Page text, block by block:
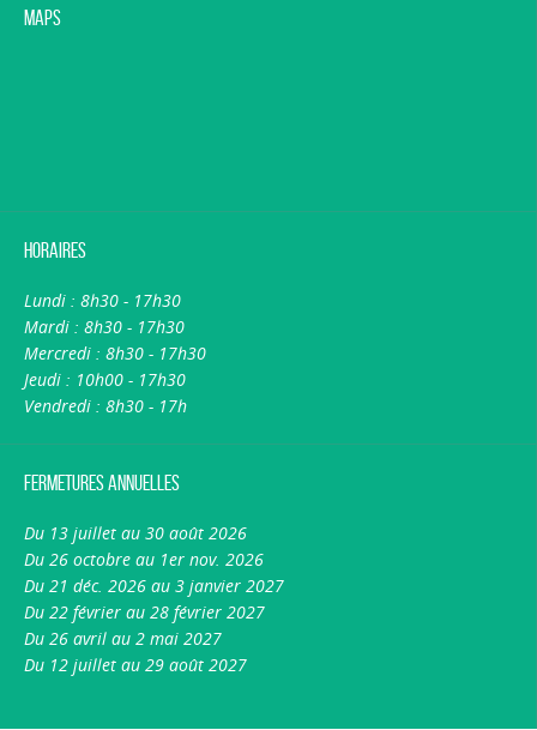
Maps
Horaires
Lundi : 8h30 - 17h30
Mardi : 8h30 - 17h30
Mercredi : 8h30 - 17h30
Jeudi : 10h00 - 17h30
Vendredi : 8h30 - 17h
Fermetures annuelles
Du 13 juillet au 30 août 2026
Du 26 octobre au 1er nov. 2026
Du 21 déc. 2026 au 3 janvier 2027
Du 22 février au 28 février 2027
Du 26 avril au 2 mai 2027
Du 12 juillet au 29 août 2027